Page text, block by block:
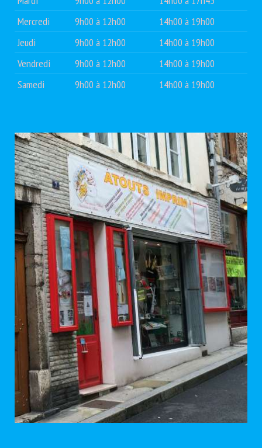
Mercredi
9h00 à 12h00
14h00 à 19h00
Jeudi
9h00 à 12h00
14h00 à 19h00
Vendredi
9h00 à 12h00
14h00 à 19h00
Samedi
9h00 à 12h00 14h00 à 19h00